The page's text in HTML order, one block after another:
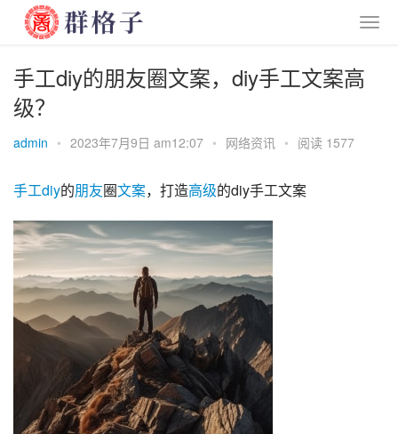
手工diy的朋友圈文案，diy手工文案高
级？
admin • 2023年7月9日 am12:07 • 网络资讯 • 阅读 1577
手工diy的朋友圈文案，打造高级的diy手工文案